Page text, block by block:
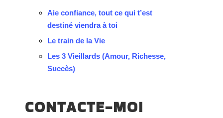
Aie confiance, tout ce qui t’est
destiné viendra à toi
Le train de la Vie
Les 3 Vieillards (Amour, Richesse,
Succès)
CONTACTE-MOI